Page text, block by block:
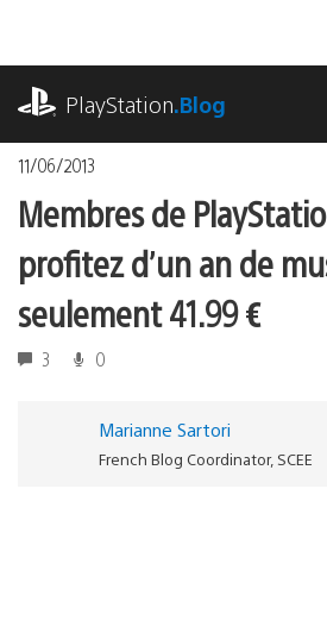
contenu
PlayStation.Blog
11/06/2013
Membres de
profitez d’un an de
seulement 41.99 €
3 0
Marianne Sartori
French Blog Coordinator, SCEE